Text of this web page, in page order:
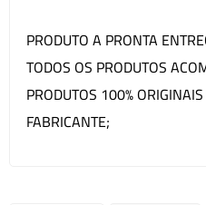
PRODUTO A PRONTA
TODOS OS PRODUTOS
PRODUTOS 100%
FABRICANTE;